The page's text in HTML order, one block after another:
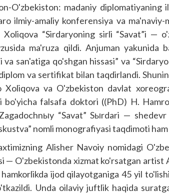
O'zbekiston: madaniy diplomatiyaning
ilmiy-amaliy konferensiya va
Xoliqova “Sirdaryoning sirli “Savat”i —
ma'ruza qildi. Anjuman yakunida
va san'atiga qo'shgan hissasi” va
va sertifikat bilan taqdirlandi.
Xoliqova va O'zbekiston davlat
bo'yicha falsafa doktori ((PhD) H.
“Savat” Sыrdari —
nomli monografiyasi taqdimoti
Alisher Navoiy nomidagi
— O'zbekistonda xizmat ko'rsatgan artist
ijod qilayotganiga 45 yil
Unda oilaviy juftlik haqida